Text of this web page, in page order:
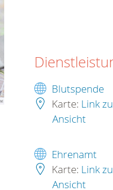
Blutspende
Karte: Link
Ansicht
Ehrenamt
Karte: Link
Ansicht